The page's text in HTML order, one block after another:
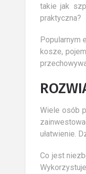
takie jak
praktyczna?
Popularnym
kosze,
Wiele osób
ułatwienie.
Co jest